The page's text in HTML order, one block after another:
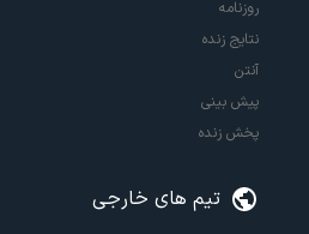
روزنامه
نتایج زنده
آنتن
پیش بینی
پخش زنده
تیم های خارجی